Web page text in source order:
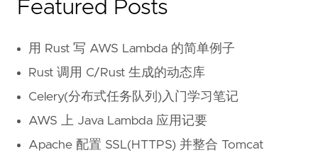
Featured Posts
用 Rust 写 AWS Lambda 的简单例子
Rust 调用 C/Rust 生成的动态库
Celery(分布式任务队列)入门学习笔记
AWS 上 Java Lambda 应用记要
Apache 配置 SSL(HTTPS) 并整合 Tomcat